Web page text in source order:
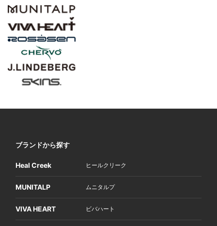
ブランドから探す
Heal Creek ヒールクリーク
MUNITALP ムニタルプ
VIVA HEART ビバハート